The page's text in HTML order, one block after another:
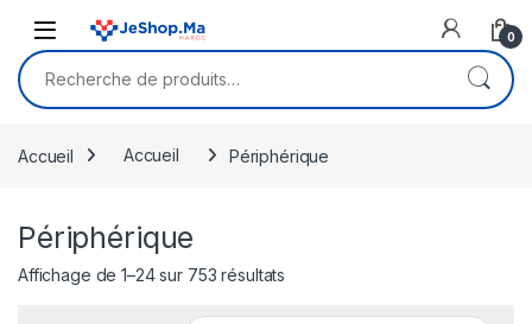
0
Recherche pour :
Accueil Accueil Périphérique
Périphérique
Affichage de 1–24 sur 753 résultats